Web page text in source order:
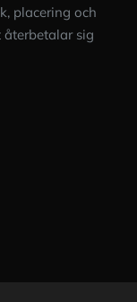
placering och
sig